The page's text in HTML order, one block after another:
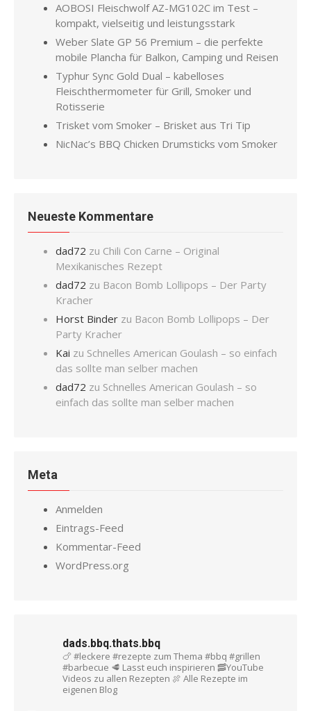
AOBOSI Fleischwolf AZ-MG102C im Test –
kompakt, vielseitig und leistungsstark
Weber Slate GP 56 Premium – die perfekte
mobile Plancha für Balkon, Camping und Reisen
Typhur Sync Gold Dual – kabelloses
Fleischthermometer für Grill, Smoker und
Rotisserie
Trisket vom Smoker – Brisket aus Tri Tip
NicNac’s BBQ Chicken Drumsticks vom Smoker
Neueste Kommentare
dad72 zu Chili Con Carne – Original
Mexikanisches Rezept
dad72 zu Bacon Bomb Lollipops – Der Party
Kracher
Horst Binder zu Bacon Bomb Lollipops – Der
Party Kracher
Kai zu Schnelles American Goulash – so einfach
das sollte man selber machen
dad72 zu Schnelles American Goulash – so
einfach das sollte man selber machen
Meta
Anmelden
Eintrags-Feed
Kommentar-Feed
WordPress.org
dads.bbq.thats.bbq
🍗 #leckere #rezepte zum Thema #bbq #grillen
#barbecue 🥩 Lasst euch inspirieren 🥓YouTube
Videos zu allen Rezepten 🍖 Alle Rezepte im
eigenen Blog